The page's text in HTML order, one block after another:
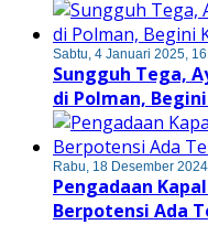
Sabtu, 4 Januari 2025,
Sungguh Tega,
di Polman,
Rabu, 18 Desember
Pengadaan
Berpotensi Ada